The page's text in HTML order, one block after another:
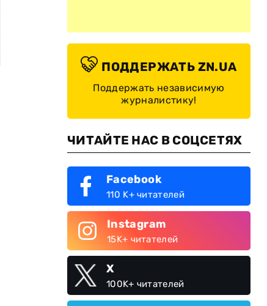
ПОДДЕРЖАТЬ ZN.UA
Поддержать независимую
журналистику!
ЧИТАЙТЕ НАС В СОЦСЕТЯХ
Facebook
110 K+ читателей
Instagram
15K+ читателей
X
100K+ читателей